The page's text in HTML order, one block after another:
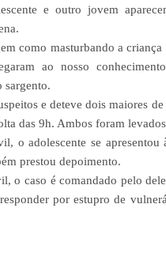
e outro jovem
como masturbando a
ao nosso
e deteve dois maiores
das 9h. Ambos foram
o adolescente se
prestou depoimento.
o caso é comandado pelo
por estupro de